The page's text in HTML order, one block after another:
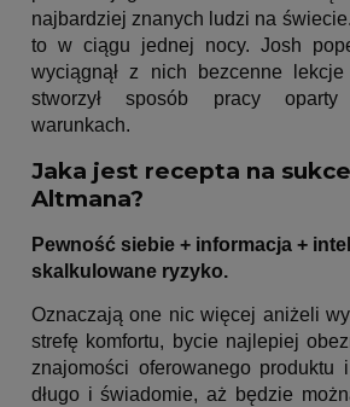
najbardziej znanych ludzi na
to w ciągu jednej nocy. Josh
wyciągnął z nich bezcenne
stworzył sposób pracy
warunkach.
Jaka jest recepta na
Altmana?
Pewność siebie + informacja +
skalkulowane ryzyko.
Oznaczają one nic więcej aniżeli
strefę komfortu, bycie najlepiej
znajomości oferowanego produktu
długo i świadomie, aż będzie